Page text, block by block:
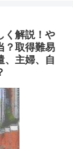
く解説！や
？取得難易
、主婦、自